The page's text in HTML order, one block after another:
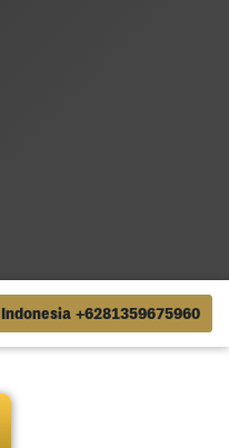
Indonesia +6281359675960